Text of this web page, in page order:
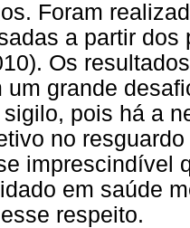
Foram
a partir dos
Os
um grande
pois há a
no
imprescindível
em saúde
respeito.